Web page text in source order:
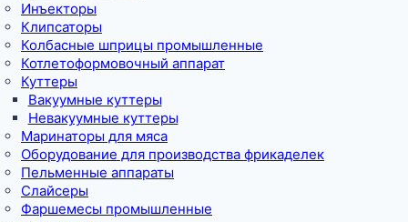
Инъекторы
Клипсаторы
Колбасные шприцы промышленные
Котлетоформовочный аппарат
Куттеры
Вакуумные куттеры
Невакуумные куттеры
Маринаторы для мяса
Оборудование для производства фрикаделек
Пельменные аппараты
Слайсеры
Фаршемесы промышленные